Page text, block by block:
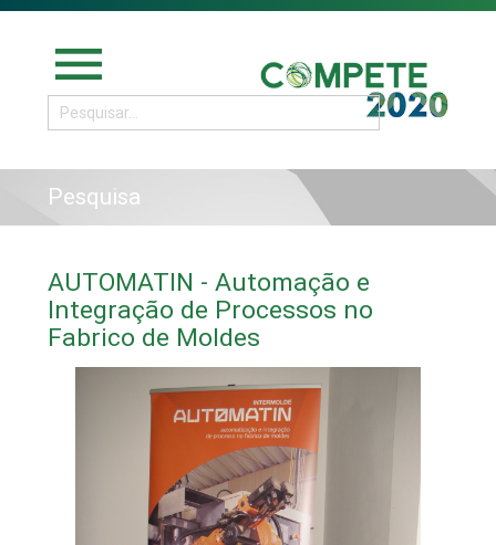
menu
Pesquisa
AUTOMATIN - Automação e
Integração de Processos no
Fabrico de Moldes